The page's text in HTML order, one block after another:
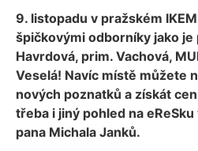
9. listopadu v pražském
špičkovými odborníky jako je
Havrdová, prim. Vachová,
Veselá! Navíc místě můžete
nových poznatků a získát
třeba i jiný pohled na
pana Michala Janků.